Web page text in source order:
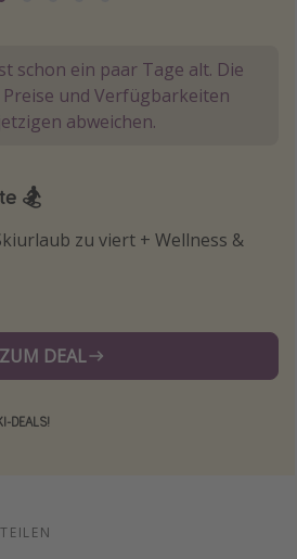
schon ein paar Tage alt. Die
und Verfügbarkeiten
abweichen.
🏂
zu viert + Wellness &
ZUM DEAL
DEALS!
TEILEN